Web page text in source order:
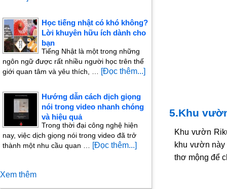
5.Khu
Khu vườn
khu vườn
thơ mộng để
Học tiếng nhật có khó không?
Lời khuyên hữu ích dành cho
bạn
Tiếng Nhật là một trong những
ngôn ngữ được rất nhiều người học trên thế
giới quan tâm và yêu thích, …
[Đọc thêm...]
Hướng dẫn cách dịch giọng
nói trong video nhanh chóng
và hiệu quả
Trong thời đại công nghệ hiện
nay, việc dịch giọng nói trong video đã trở
thành một nhu cầu quan …
[Đọc thêm...]
Xem thêm